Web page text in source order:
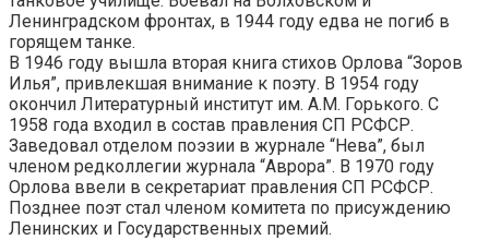
Ленинградском фронтах, в 1944 году едва не погиб в
горящем танке.
В 1946 году вышла вторая книга стихов Орлова “Зоров
Илья”, привлекшая внимание к поэту. В 1954 году
окончил Литературный институт им. А.М. Горького. C
1958 года входил в состав правления СП РСФСР.
Заведовал отделом поэзии в журнале “Нева”, был
членом редколлегии журнала “Аврора”. В 1970 году
Орлова ввели в секретариат правления СП РСФСР.
Позднее поэт стал членом комитета по присуждению
Ленинских и Государственных премий.